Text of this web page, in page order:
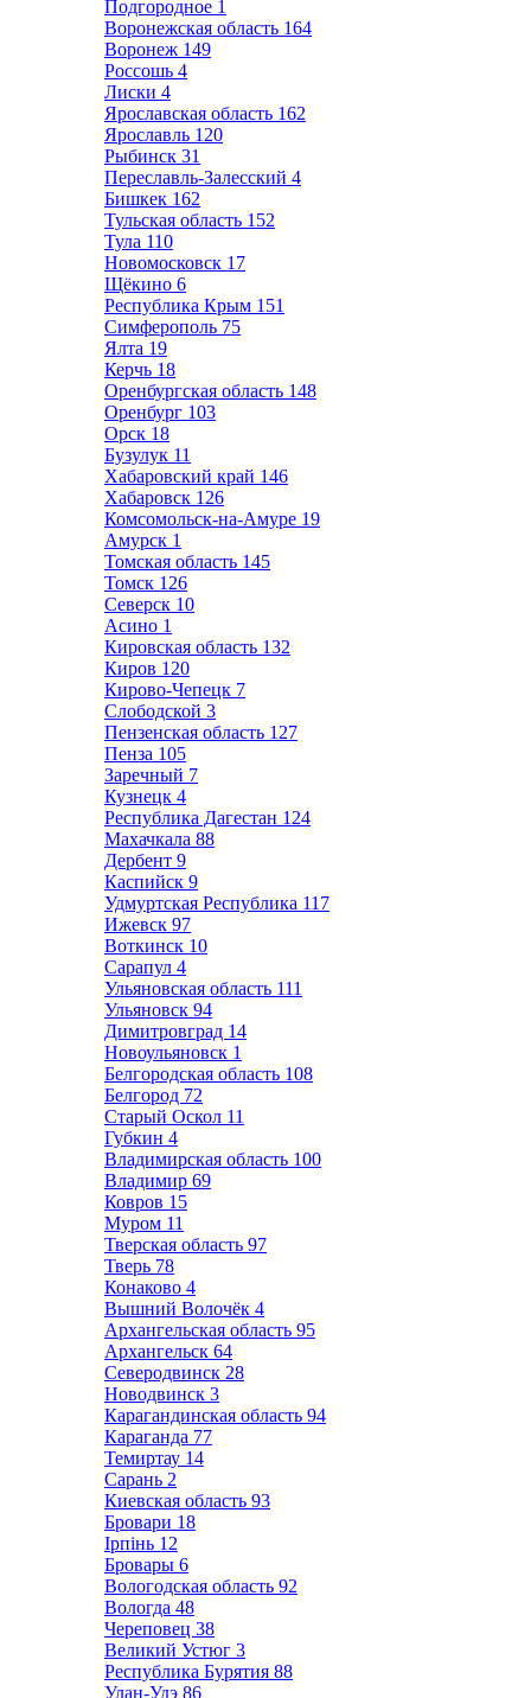
Подгородное 1
Воронежская область 164
Воронеж 149
Россошь 4
Лиски 4
Ярославская область 162
Ярославль 120
Рыбинск 31
Переславль-Залесский 4
Бишкек 162
Тульская область 152
Тула 110
Новомосковск 17
Щёкино 6
Республика Крым 151
Симферополь 75
Ялта 19
Керчь 18
Оренбургская область 148
Оренбург 103
Орск 18
Бузулук 11
Хабаровский край 146
Хабаровск 126
Комсомольск-на-Амуре 19
Амурск 1
Томская область 145
Томск 126
Северск 10
Асино 1
Кировская область 132
Киров 120
Кирово-Чепецк 7
Слободской 3
Пензенская область 127
Пенза 105
Заречный 7
Кузнецк 4
Республика Дагестан 124
Махачкала 88
Дербент 9
Каспийск 9
Удмуртская Республика 117
Ижевск 97
Воткинск 10
Сарапул 4
Ульяновская область 111
Ульяновск 94
Димитровград 14
Новоульяновск 1
Белгородская область 108
Белгород 72
Старый Оскол 11
Губкин 4
Владимирская область 100
Владимир 69
Ковров 15
Муром 11
Тверская область 97
Тверь 78
Конаково 4
Вышний Волочёк 4
Архангельская область 95
Архангельск 64
Северодвинск 28
Новодвинск 3
Карагандинская область 94
Караганда 77
Темиртау 14
Сарань 2
Киевская область 93
Бровари 18
Ірпінь 12
Бровары 6
Вологодская область 92
Вологда 48
Череповец 38
Великий Устюг 3
Республика Бурятия 88
Улан-Удэ 86